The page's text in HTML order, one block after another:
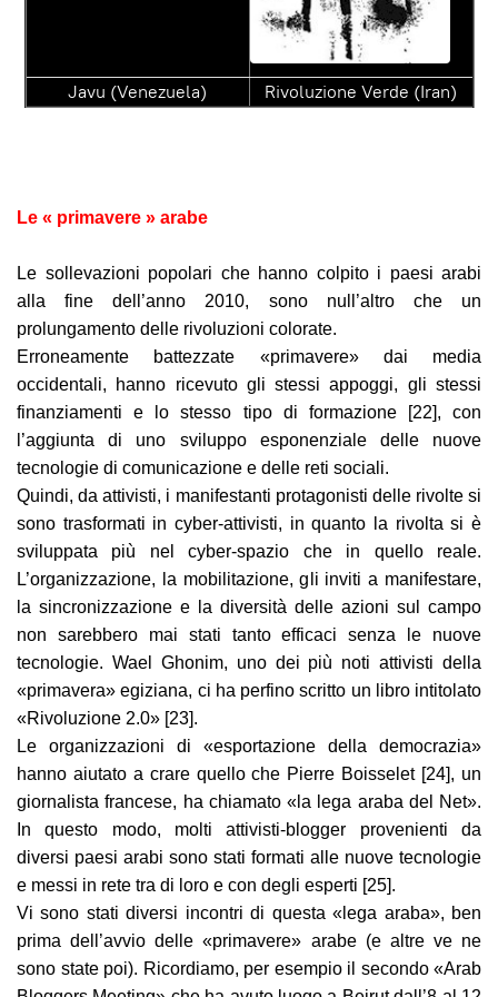
Javu (Venezuela) Rivoluzione Verde (Iran)
Le « primavere » arabe
Le sollevazioni popolari che hanno colpito i paesi arabi
alla fine dell’anno 2010, sono null’altro che un
prolungamento delle rivoluzioni colorate.
Erroneamente battezzate «primavere» dai media
occidentali, hanno ricevuto gli stessi appoggi, gli stessi
finanziamenti e lo stesso tipo di formazione [22], con
l’aggiunta di uno sviluppo esponenziale delle nuove
tecnologie di comunicazione e delle reti sociali.
Quindi, da attivisti, i manifestanti protagonisti delle rivolte si
sono trasformati in cyber-attivisti, in quanto la rivolta si è
sviluppata più nel cyber-spazio che in quello reale.
L’organizzazione, la mobilitazione, gli inviti a manifestare,
la sincronizzazione e la diversità delle azioni sul campo
non sarebbero mai stati tanto efficaci senza le nuove
tecnologie. Wael Ghonim, uno dei più noti attivisti della
«primavera» egiziana, ci ha perfino scritto un libro intitolato
«Rivoluzione 2.0» [23].
Le organizzazioni di «esportazione della democrazia»
hanno aiutato a crare quello che Pierre Boisselet [24], un
giornalista francese, ha chiamato «la lega araba del Net».
In questo modo, molti attivisti-blogger provenienti da
diversi paesi arabi sono stati formati alle nuove tecnologie
e messi in rete tra di loro e con degli esperti [25].
Vi sono stati diversi incontri di questa «lega araba», ben
prima dell’avvio delle «primavere» arabe (e altre ve ne
sono state poi). Ricordiamo, per esempio il secondo «Arab